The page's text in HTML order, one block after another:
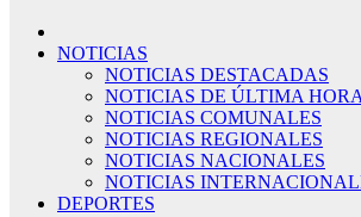
NOTICIAS
NOTICIAS DESTACADAS
NOTICIAS DE ÚLTIMA HORA
NOTICIAS COMUNALES
NOTICIAS REGIONALES
NOTICIAS NACIONALES
NOTICIAS
DEPORTES